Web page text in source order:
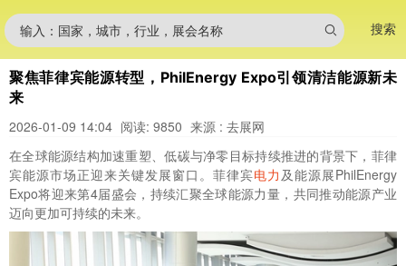
输入：国家，城市，行业，展会名称 搜索
聚焦菲律宾能源转型，PhilEnergy Expo引领清洁能源新未
来
2026-01-09 14:04 阅读: 9850 来源 : 去展网
在全球能源结构加速重塑、低碳与净零目标持续推进的背景下，菲律
宾能源市场正迎来关键发展窗口。菲律宾电力 及能源展PhilEnergy
Expo将迎来第4届盛会，持续汇聚全球能源力量，共同推动能源产业
迈向更加可持续的未来。